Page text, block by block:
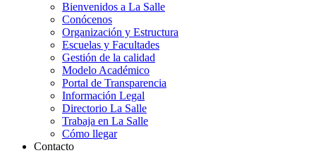
Bienvenidos a La Salle
Conócenos
Organización y Estructura
Escuelas y Facultades
Gestión de la calidad
Modelo Académico
Portal de Transparencia
Información Legal
Directorio La Salle
Trabaja en La Salle
Cómo llegar
Contacto